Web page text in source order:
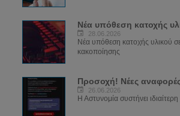
Νέα υπόθεση κατοχής
28.06.2026
Νέα υπόθεση κατοχής υλικού
κακοποίησης
26.06.2026
Η Αστυνομία συστήνει